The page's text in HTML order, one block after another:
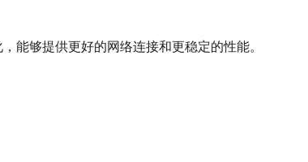
能够提供更好的网络连接和更稳定的性能。